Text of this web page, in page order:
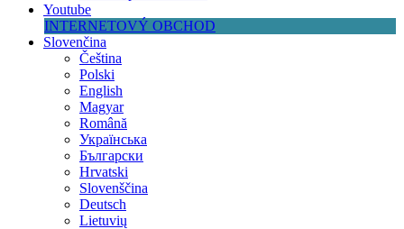
Youtube
INTERNETOVÝ OBCHOD
Slovenčina
Čeština
Polski
English
Magyar
Română
Українська
Български
Hrvatski
Slovenščina
Deutsch
Lietuvių